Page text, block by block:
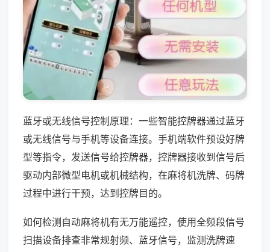
蓝牙或无线信号控制原理：一些智能控牌器通过蓝牙
或无线信号与手机等设备连接。手机端软件预设好牌
型等指令，发送信号给控牌器，控牌器接收到信号后
驱动内部微型电机或机械结构，在麻将机洗牌、码牌
过程中进行干预，达到控牌目的。
如何检测自动麻将机有无万能遥控，使用全频段信号
扫描设备排查非常规射频、蓝牙信号，监测洗牌速